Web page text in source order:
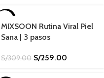
SOLD O
UT
MIXSOON Rutina Viral Piel
Sana | 3 pasos
S/309.00 S/259.00